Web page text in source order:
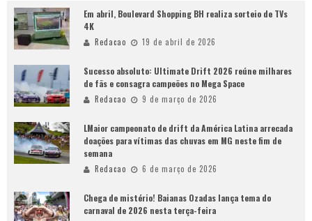
Em abril, Boulevard Shopping BH realiza sorteio de TVs
4K
Redacao 19 de abril de 2026
Sucesso absoluto: Ultimate Drift 2026 reúne milhares
de fãs e consagra campeões no Mega Space
Redacao 9 de março de 2026
LMaior campeonato de drift da América Latina arrecada
doações para vítimas das chuvas em MG neste fim de
semana
Redacao 6 de março de 2026
Chega de mistério! Baianas Ozadas lança tema do
carnaval de 2026 nesta terça-feira